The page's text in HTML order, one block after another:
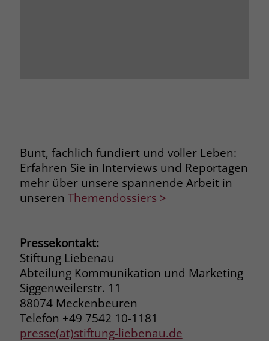
Bunt, fachlich fundiert und voller Leben:
Erfahren Sie in Interviews und Reportagen
mehr über unsere spannende Arbeit in
unseren Themendossiers >
Pressekontakt:
Stiftung Liebenau
Abteilung Kommunikation und Marketing
Siggenweilerstr. 11
88074 Meckenbeuren
Telefon +49 7542 10-1181
presse(at)stiftung-liebenau.de